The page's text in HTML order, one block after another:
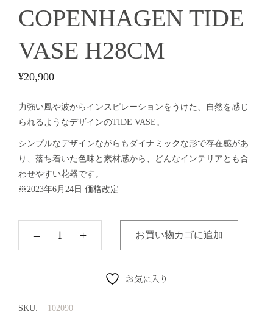
COPENHAGEN TIDE
VASE H28CM
¥20,900
力強い風や波からインスピレーションをうけた、自然を感じ
られるようなデザインのTIDE VASE。
シンプルなデザインながらもダイナミックな形で存在感があ
り、落ち着いた色味と素材感から、どんなインテリアとも合
わせやすい花器です。
※2023年6月24日 価格改定
‒ + お買い物カゴに追加
お気に入り
SKU: 102090